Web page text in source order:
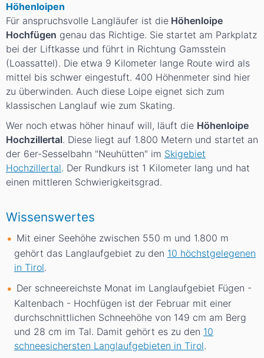
Höhenloipen
Für anspruchsvolle Langläufer ist die Höhenloipe
Hochfügen genau das Richtige. Sie startet am Parkplatz
bei der Liftkasse und führt in Richtung Gamsstein
(Loassattel). Die etwa 9 Kilometer lange Route wird als
mittel bis schwer eingestuft. 400 Höhenmeter sind hier
zu überwinden. Auch diese Loipe eignet sich zum
klassischen Langlauf wie zum Skating.
Wer noch etwas höher hinauf will, läuft die Höhenloipe
Hochzillertal. Diese liegt auf 1.800 Metern und startet an
der 6er-Sesselbahn "Neuhütten" im Skigebiet
Hochzillertal. Der Rundkurs ist 1 Kilometer lang und hat
einen mittleren Schwierigkeitsgrad.
Wissenswertes
Mit einer Seehöhe zwischen 550 m und 1.800 m
gehört das Langlaufgebiet zu den 10 höchstgelegenen
in Tirol.
Der schneereichste Monat im Langlaufgebiet Fügen -
Kaltenbach - Hochfügen ist der Februar mit einer
durchschnittlichen Schneehöhe von 149 cm am Berg
und 28 cm im Tal. Damit gehört es zu den 10
schneesichersten Langlaufgebieten in Tirol.